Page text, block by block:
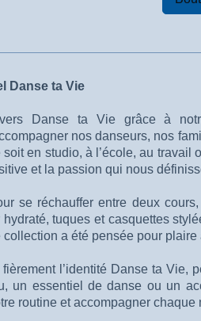
Danse ta Vie
Danse ta Vie grâce à
nos danseurs, nos
en studio, à l’école, au
et la passion qui nous
se réchauffer entre deux
tuques et casquettes
a été pensée pour plaire
l’identité Danse ta Vie,
un essentiel de danse ou un
routine et accompagner chaque